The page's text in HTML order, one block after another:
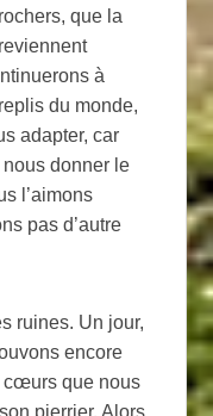
que la
à
du monde,
adapter, car
donner le
l’aimons
pas d’autre
ruines. Un jour,
encore
cœurs que nous
pierrier. Alors